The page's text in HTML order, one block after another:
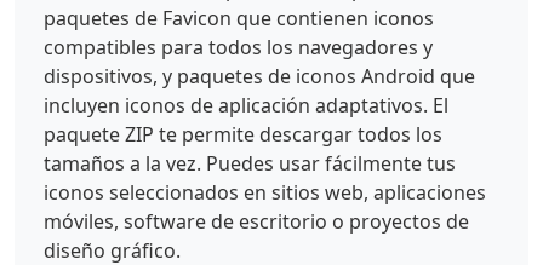
paquetes de Favicon que contienen iconos
compatibles para todos los navegadores y
dispositivos, y paquetes de iconos Android que
incluyen iconos de aplicación adaptativos. El
paquete ZIP te permite descargar todos los
tamaños a la vez. Puedes usar fácilmente tus
iconos seleccionados en sitios web, aplicaciones
móviles, software de escritorio o proyectos de
diseño gráfico.